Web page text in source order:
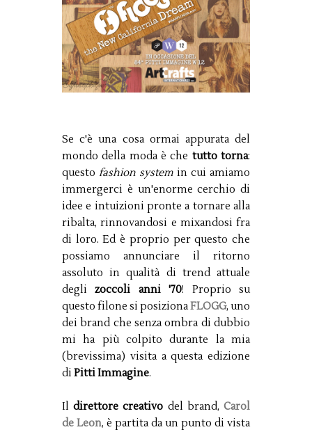
Se c'è una cosa ormai appurata del
mondo della moda è che tutto torna:
questo fashion system in cui amiamo
immergerci è un'enorme cerchio di
idee e intuizioni pronte a tornare alla
ribalta, rinnovandosi e mixandosi fra
di loro. Ed è proprio per questo che
possiamo annunciare il ritorno
assoluto in qualità di trend attuale
deglizoccoli anni '70! Proprio su
questo filone si posizionaFLOGG, uno
dei brand che senza ombra di dubbio
mi ha più colpito durante la mia
(brevissima) visita a questa edizione
di Pitti Immagine.
Ildirettore creativo del brand,Carol
de Leon, è partita da un punto di vista